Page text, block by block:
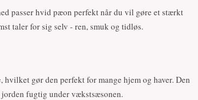
passer hvid pæon perfekt når du vil gøre et stærkt
taler for sig selv - ren, smuk og tidløs.
gør den perfekt for mange hjem og haver. Den
fugtig under vækstsæsonen.